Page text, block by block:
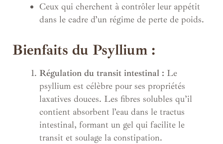
Ceux qui cherchent à contrôler leur appétit
dans le cadre d’un régime de perte de poids.
Bienfaits du Psyllium :
Régulation du transit intestinal : Le
psyllium est célèbre pour ses propriétés
laxatives douces. Les fibres solubles qu’il
contient absorbent l’eau dans le tractus
intestinal, formant un gel qui facilite le
transit et soulage la constipation.